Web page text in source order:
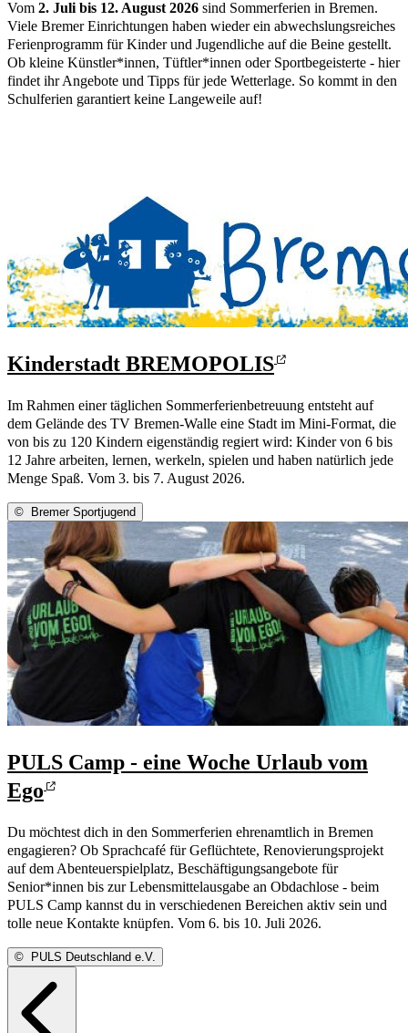
Vom 2. Juli bis 12. August 2026 sind Sommerferien in Bremen.
Viele Bremer Einrichtungen haben wieder ein abwechslungsreiches
Ferienprogramm für Kinder und Jugendliche auf die Beine gestellt.
Ob kleine Künstler*innen, Tüftler*innen oder Sportbegeisterte - hier
findet ihr Angebote und Tipps für jede Wetterlage. So kommt in den
Schulferien garantiert keine Langeweile auf!
Kinderstadt BREMOPOLIS
Im Rahmen einer täglichen Sommerferienbetreuung entsteht auf
dem Gelände des TV Bremen-Walle eine Stadt im Mini-Format, die
von bis zu 120 Kindern eigenständig regiert wird: Kinder von 6 bis
12 Jahre arbeiten, lernen, werkeln, spielen und haben natürlich jede
Menge Spaß. Vom 3. bis 7. August 2026.
© Bremer Sportjugend
PULS Camp - eine Woche Urlaub vom
Ego
Du möchtest dich in den Sommerferien ehrenamtlich in Bremen
engagieren? Ob Sprachcafé für Geflüchtete, Renovierungsprojekt
auf dem Abenteuerspielplatz, Beschäftigungsangebote für
Senior*innen bis zur Lebensmittelausgabe an Obdachlose - beim
PULS Camp kannst du in verschiedenen Bereichen aktiv sein und
tolle neue Kontakte knüpfen. Vom 6. bis 10. Juli 2026.
© PULS Deutschland e.V.